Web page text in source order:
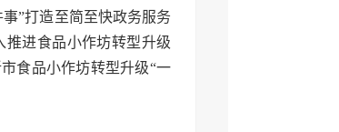
”打造至简至快政务服务
推进食品小作坊转型升级
食品小作坊转型升级“一